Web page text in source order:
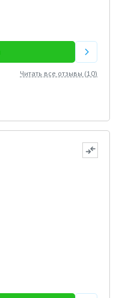
Читать все отзывы (10)